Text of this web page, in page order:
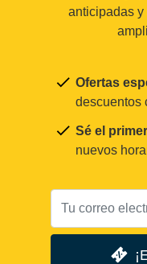
anticipadas y
Ofertas
descuentos
Sé el
nuevos